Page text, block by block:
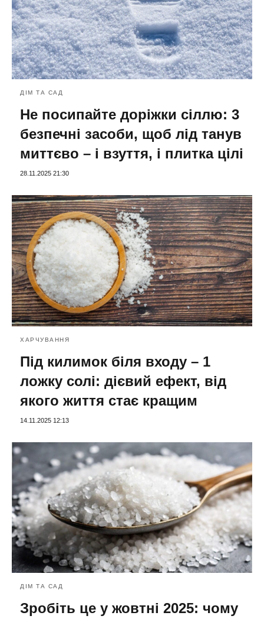
ДІМ ТА САД
Не посипайте доріжки сіллю: 3
безпечні засоби, щоб лід танув
миттєво – і взуття, і плитка цілі
28.11.2025 21:30
ХАРЧУВАННЯ
Під килимок біля входу – 1
ложку солі: дієвий ефект, від
якого життя стає кращим
14.11.2025 12:13
ДІМ ТА САД
Зробіть це у жовтні 2025: чому